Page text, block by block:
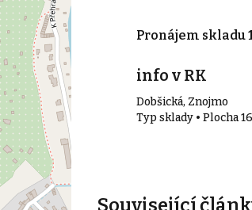
m², Znojmo
m²
Pronájem skladu
info v RK
Dobšická, Znojmo
Typ sklady • Plocha
Související